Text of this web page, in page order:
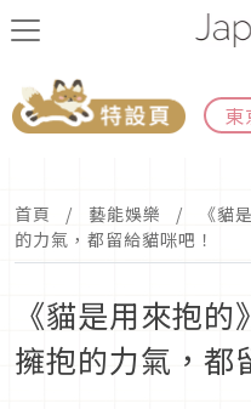
東
首頁 藝能娛樂
《貓
的力氣，都留給貓咪吧！
《貓是用來抱
擁抱的力氣，都